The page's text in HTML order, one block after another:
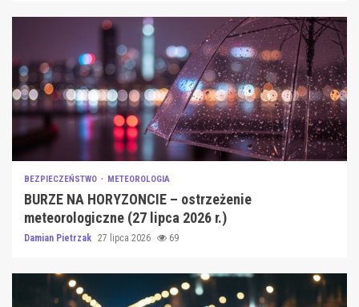
BEZPIECZEŃSTWO METEOROLOGIA
BURZE NA HORYZONCIE – ostrzeżenie
meteorologiczne (27 lipca 2026 r.)
Damian Pietrzak 27 lipca 2026 69